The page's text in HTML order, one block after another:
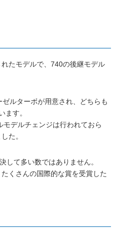
たモデルで、740の後継モデル
ルターボが用意され、どちらも
ます。
デルチェンジは行われておら
た。
して多い数ではありません。
くさんの国際的な賞を受賞した